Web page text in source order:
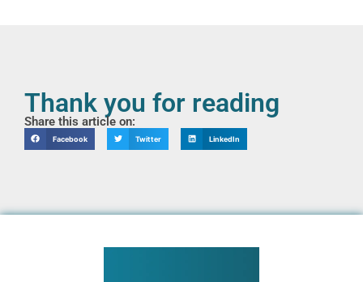
Thank you for reading
Share this article on:
Facebook Twitter LinkedIn